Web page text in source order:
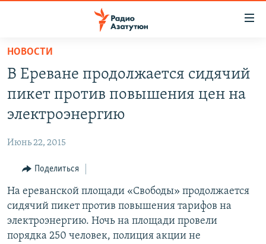
Перейти
основному
содержанию
основной
Перейти
поиску
НОВОСТИ
ЭКОНОМИКА
РЕГИОН
НАГОРНЫЙ КАРАБАХ
КУЛЬТУРА
СПОРТ
НОВОСТИ
В Ереване продолжается сидячий
пикет против повышения цен на
электроэнергию
Июнь 22, 2015
Поделиться
На ереванской площади «Свободы» продолжается
сидячий пикет против повышения тарифов на
электроэнергию. Ночь на площади провели
порядка 250 человек, полиция акции не